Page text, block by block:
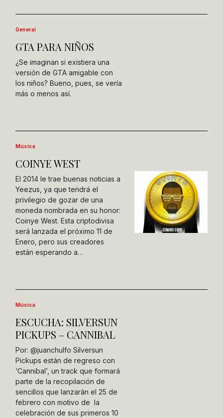
General
GTA PARA NIÑOS
¿Se imaginan si existiera una
versión de GTA amigable con
los niños? Bueno, pues, se vería
más o menos así.
Música
COINYE WEST
El 2014 le trae buenas noticias a
Yeezus, ya que tendrá el
privilegio de gozar de una
moneda nombrada en su honor:
Coinye West. Esta criptodivisa
será lanzada el próximo 11 de
Enero, pero sus creadores
están esperando a…
Música
ESCUCHA: SILVERSUN
PICKUPS – CANNIBAL
Por: @juanchulfo Silversun
Pickups están de regreso con
‘Cannibal’, un track que formará
parte de la recopilación de
sencillos que lanzarán el 25 de
febrero con motivo de la
celebración de sus primeros 10